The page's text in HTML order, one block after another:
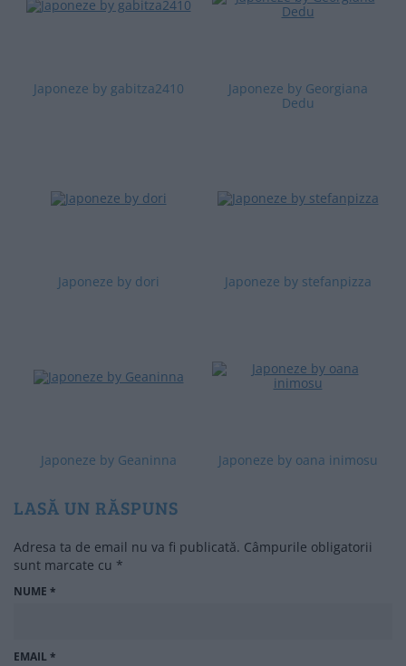
Japoneze by gabitza2410
Japoneze by Georgiana
Dedu
Japoneze by dori Japoneze by stefanpizza
Japoneze by Geaninna Japoneze by oana inimosu
LASĂ UN RĂSPUNS
Adresa ta de email nu va fi publicată. Câmpurile obligatorii
sunt marcate cu *
NUME *
EMAIL*